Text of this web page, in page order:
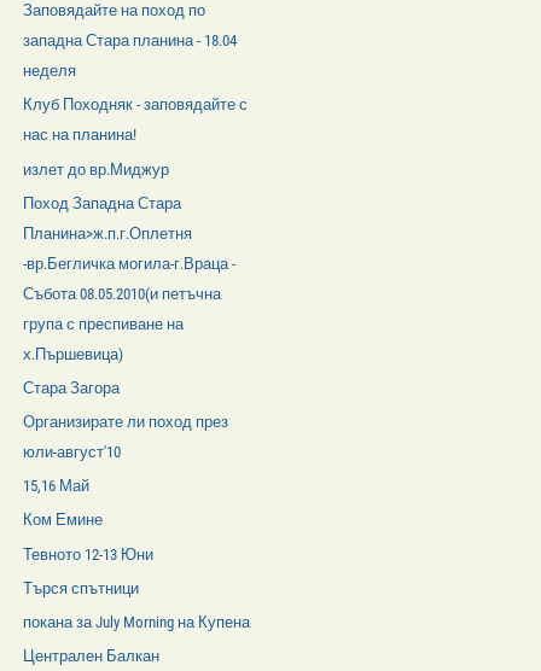
Заповядайте на поход по
западна Стара планина - 18.04
неделя
Клуб Походняк - заповядайте с
нас на планина!
излет до вр.Миджур
Поход Западна Стара
Планина>ж.п.г.Оплетня
-вр.Бегличка могила-г.Враца -
Събота 08.05.2010(и петъчна
група с преспиване на
х.Пършевица)
Стара Загора
Организирате ли поход през
юли-август'10
15,16 Май
Ком Емине
Тевното 12-13 Юни
Търся спътници
покана за July Morning на Купена
Централен Балкан